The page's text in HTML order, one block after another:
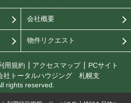
会社概要
物件リクエスト
用規約 アクセスマップ
PCサイト
社トータルハウジング 札幌支
rights reserved.